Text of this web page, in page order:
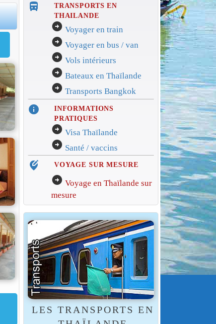
directions_bus_filled
TRANSPORTS EN
THAILANDE
arrow_circle_right Voyager en train
arrow_circle_right Voyager en bus / van
arrow_circle_right Vols intérieurs
arrow_circle_right Bateaux en Thaïlande
arrow_circle_right Transports Bangkok
info
INFORMATIONS
PRATIQUES
arrow_circle_right Visa Thaïlande
arrow_circle_right Santé / vaccins
edit_location_alt VOYAGE SUR MESURE
arrow_circle_right Voyage en Thaïlande sur
mesure
LES TRANSPORTS EN